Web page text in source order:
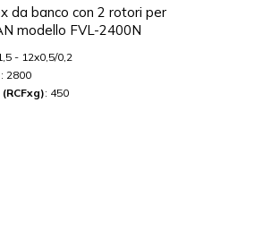
da banco con 2 rotori per
modello FVL-2400N
- 12x0,5/0,2
: 2800
: 450